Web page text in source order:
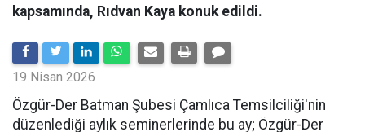
kapsamında, Rıdvan Kaya konuk edildi.
19 Nisan 2026
​Özgür-Der Batman Şubesi Çamlıca Temsilciliği'nin
düzenlediği aylık seminerlerinde bu ay; Özgür-Der